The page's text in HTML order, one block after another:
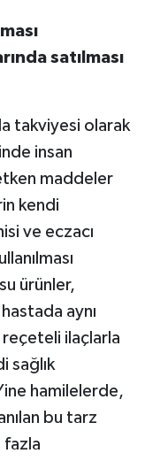
satılması
takviyesi olarak
insan
maddeler
kendi
ve eczacı
ürünler,
aynı
ilaçlarla
sağlık
hamilelerde,
bu tarz
fazla